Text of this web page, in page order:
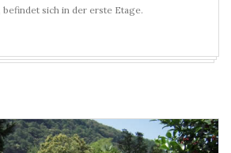
befindet sich in der erste Etage.